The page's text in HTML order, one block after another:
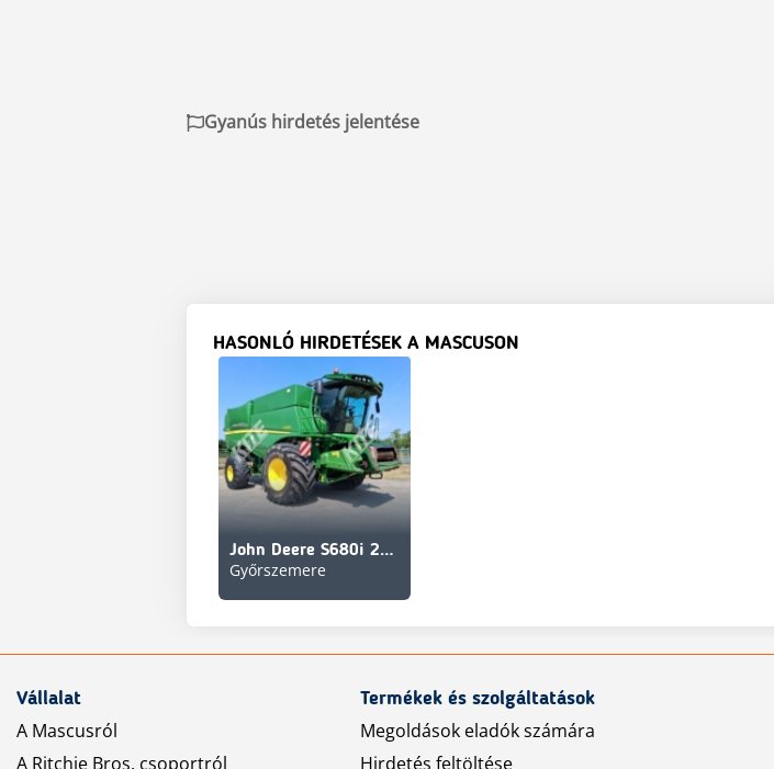
Gyanús hirdetés jelentése
HASONLÓ HIRDETÉSEK A MASCUSON
John Deere S680i 2WD
Győrszemere
Vállalat
A Mascusról
A Ritchie Bros. csoportról
Termékek és szolgáltatások
Megoldások eladók számára
Hirdetés feltöltése